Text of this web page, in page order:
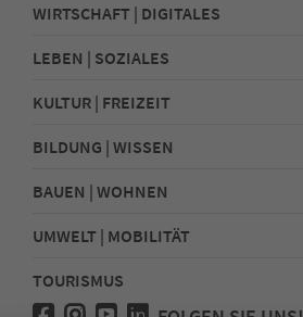
WIRTSCHAFT | DIGITALES
LEBEN | SOZIALES
KULTUR | FREIZEIT
BILDUNG | WISSEN
BAUEN | WOHNEN
UMWELT | MOBILITÄT
TOURISMUS